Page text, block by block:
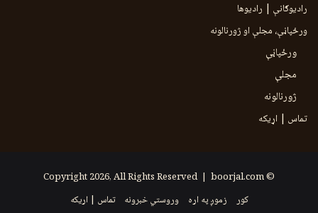
رادیوګانې | رادیوها
ورځپاڼې، مجلې او ژورنالونه
ورځپاڼې
مجلې
ژورنالونه
تماس | اړیکه
© Copyright 2026, All Rights Reserved |
boorjal.com
کور
زموږ په اړه وروستي خبرونه تماس | اړیکه